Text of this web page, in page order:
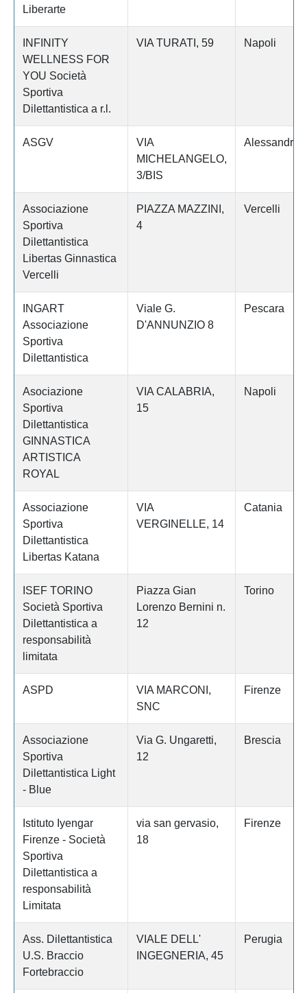
Liberarte
INFINITY
WELLNESS FOR
YOU Società
Sportiva
Dilettantistica a r.l.
VIA TURATI, 59 Napoli
ASGV
VIA
MICHELANGELO,
3/BIS
Alessandria
Associazione
Sportiva
Dilettantistica
Libertas Ginnastica
Vercelli
PIAZZA MAZZINI,
4
Vercelli
INGART
Associazione
Sportiva
Dilettantistica
Viale G.
D'ANNUNZIO 8
Pescara
Asociazione
Sportiva
Dilettantistica
GINNASTICA
ARTISTICA
ROYAL
VIA CALABRIA,
15
Napoli
Associazione
Sportiva
Dilettantistica
Libertas Katana
VIA
VERGINELLE, 14
Catania
ISEF TORINO
Società Sportiva
Dilettantistica a
responsabilità
limitata
Piazza Gian
Lorenzo Bernini n.
12
Torino
ASPD
VIA MARCONI,
SNC
Firenze
Associazione
Sportiva
Dilettantistica Light
- Blue
Via G. Ungaretti,
12
Brescia
Istituto Iyengar
Firenze - Società
Sportiva
Dilettantistica a
responsabilità
Limitata
via san gervasio,
18
Firenze
Ass. Dilettantistica
U.S. Braccio
Fortebraccio
VIALE DELL'
INGEGNERIA, 45
Perugia